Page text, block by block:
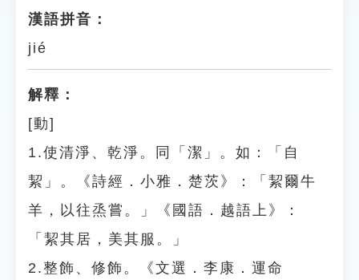
漢語拼音：
jié
解釋：
[動]
1.使清淨、乾淨。同「潔」。如：「自
絜」。《詩經．小雅．楚茨》：「絜爾牛
羊，以往烝嘗。」《國語．越語上》：
「絜其居，美其服。」
2.整飾、修飾。《文選．李康．運命